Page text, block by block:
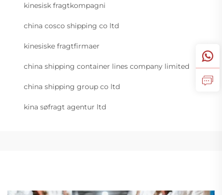
kinesisk fragtkompagni
china cosco shipping co ltd
kinesiske fragtfirmaer
china shipping container lines company limited
china shipping group co ltd
kina søfragt agentur ltd